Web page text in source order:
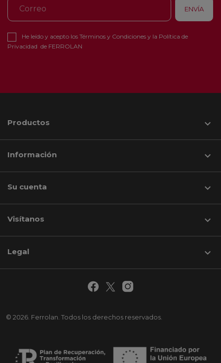
He leído y acepto los Términos y Condiciones y la Política de
Privacidad de FERROLAN
Productos 
Información 
Su cuenta 
Visítanos keyboard_arrow_down
© 2026. Ferrolan. Todos los derechos reservados.
Legal 